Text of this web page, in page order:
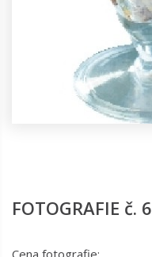
FOTOGRAFIE č. 6
Cena fotografie: